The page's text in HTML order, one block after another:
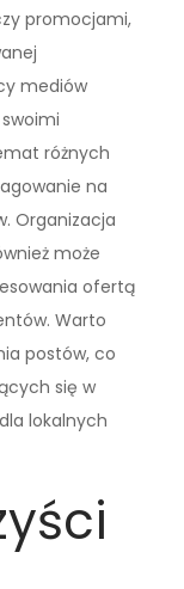
promocjami,
mediów
różnych
na
Organizacja
może
ofertą
Warto
postów, co
się w
lokalnych